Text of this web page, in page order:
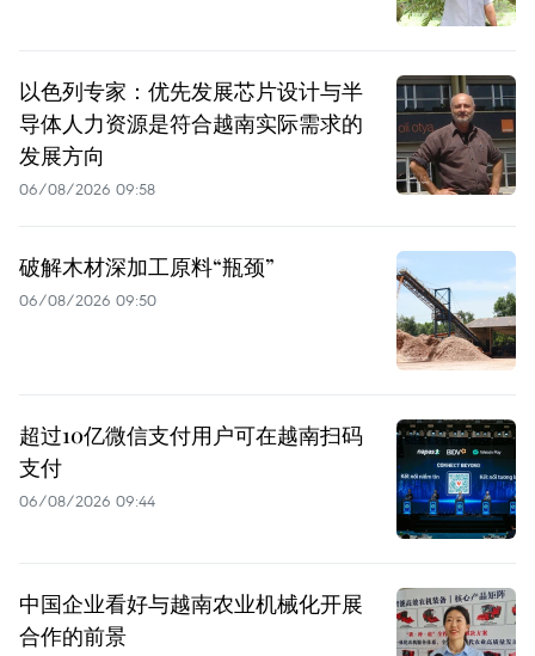
以色列专家：优先发展芯片设计与半
导体人力资源是符合越南实际需求的
发展方向
06/08/2026 09:58
破解木材深加工原料“瓶颈”
06/08/2026 09:50
超过10亿微信支付用户可在越南扫码
支付
06/08/2026 09:44
中国企业看好与越南农业机械化开展
合作的前景